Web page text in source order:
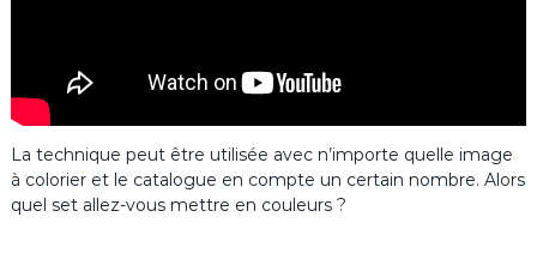
La technique peut être utilisée avec n’importe quelle image
à colorier et le catalogue en compte un certain nombre. Alors
quel set allez-vous mettre en couleurs ?